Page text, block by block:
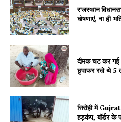
राजस्थान
घोषणाएं, ना ही
दीमक चट कर गई
छुपाकर रखे थे 5
सिरोही में
हड़कंप, बॉर्डर के